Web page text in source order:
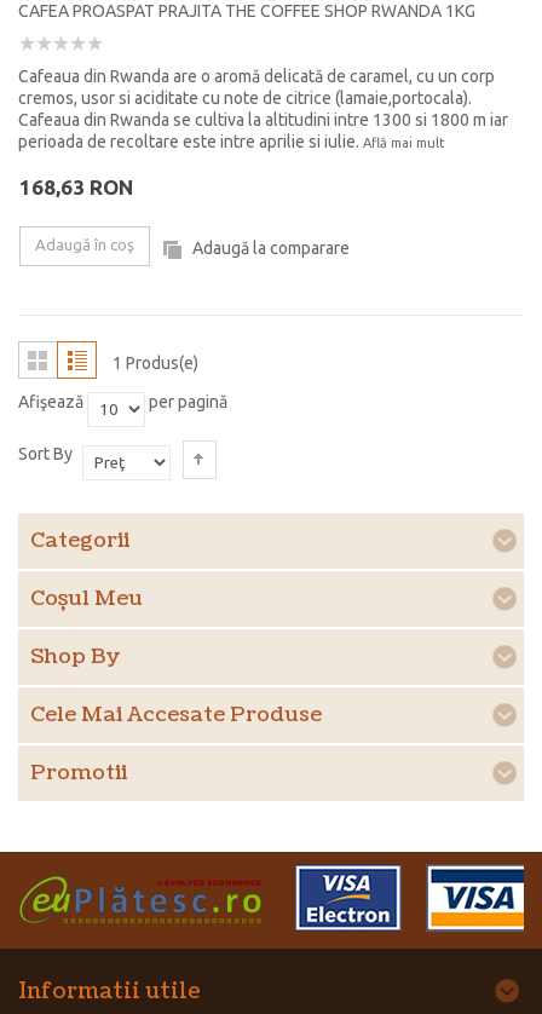
CAFEA PROASPAT PRAJITA THE COFFEE SHOP RWANDA 1KG
Cafeaua din Rwanda are o aromă delicată de caramel, cu un corp
cremos, usor si aciditate cu note de citrice (lamaie,portocala).
Cafeaua din Rwanda se cultiva la altitudini intre 1300 si 1800 m iar
perioada de recoltare este intre aprilie si iulie. Află mai mult
168,63 RON
Adaugă în coş Adaugă la comparare
1 Produs(e)
Afişează
per pagină
Sort By
Categorii
Coşul Meu
Shop By
Cele Mai Accesate Produse
Promotii
Informatii utile